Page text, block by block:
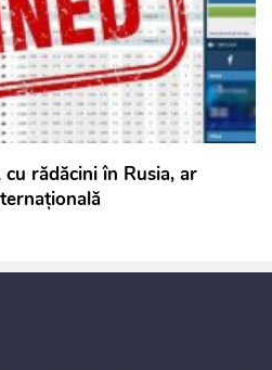
rădăcini în Rusia, ar